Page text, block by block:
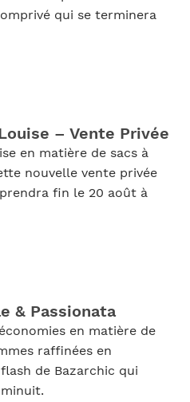
qui se terminera
– Vente Privée
en matière de sacs à
nouvelle vente privée
fin le 20 août à
& Passionata
en matière de
raffinées en
de Bazarchic qui